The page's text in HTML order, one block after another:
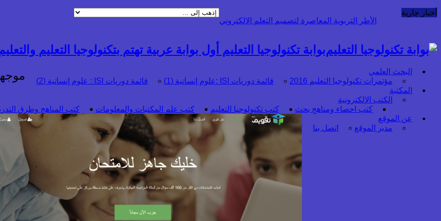
أخبار جارية
قراءة نقدية لميثاقَي أخلاقيات ال
بوابة تكنولوجيا التعليم أول بوابة عربية تهتم بتكنولوجيا التعليم والتعليم
البحث العلمي
مؤتمرات تكنولوجيا التعليم 2016
قائمة دوريات ISI :علوم إنسانية (1)
قائمة دوريات ISI : علوم إنسانية (2)
المكتبة
الكتب الإلكترونية
كتب احصاء ومناهج بحث
كتب تكنولوجيا التعليم كتب علم المكتبات والمعلومات كتب المناهج وطرق
عن الموقع
مدير الموقع
اتصل بنا